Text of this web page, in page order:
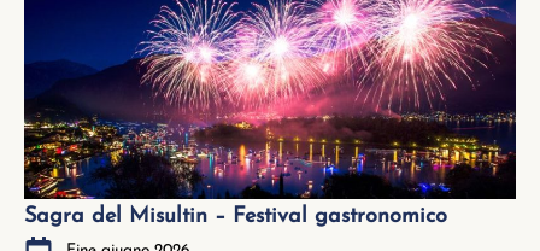
Sagra del Misultin – Festival gastronomico